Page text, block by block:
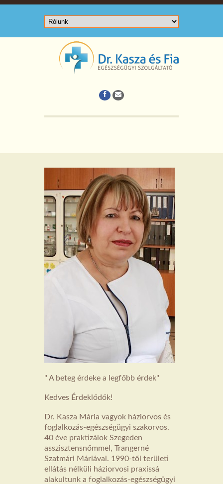
" A beteg érdeke a legfőbb érdek"
Kedves Érdeklődők!
Dr. Kasza Mária vagyok háziorvos és
foglalkozás-egészségügyi szakorvos.
40 éve praktizálok Szegeden
asszisztensnőmmel, Trangerné
Szatmári Máriával. 1990-től területi
ellátás nélküli háziorvosi praxissá
alakultunk a foglalkozás-egészségügyi